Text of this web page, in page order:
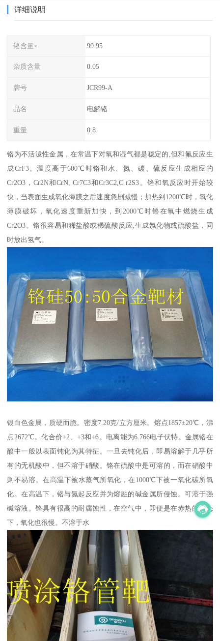
详细说明
铬含量≥ 99.95
杂质含量 0.05
牌号 JCR99-A
品名 电解铬
重量 0.8
铬为不活泼性金属，在常温下对氧和湿气都是稳定的,但和氟反应生
成CrF3。温度高于600℃时铬和水、氮、碳、硫反应生成相应的
Cr2O3，Cr2N和CrN, Cr7C3和Cr3C2,C r2S3。铬和氧反应时开始较
快，当表面生成氧化薄膜之后速度急剧减慢；加热到1200℃时，氧化
薄膜破坏，氧化速度重新加快，到2000℃时铬在氧中燃烧生成
Cr2O3。铬很容易和稀盐酸或稀硫酸反应,生成氯化物或硫酸盐，同
时放出氢气。
银白色金属，质硬而脆。密度7.20克/立方厘米。熔点1857±20℃，沸
点2672℃。化合价+2、+3和+6。电离能为6.766电子伏特。金属铬在
酸中一般以表面钝化为其特征。一旦去钝化后，即易溶解于几乎所
有的无机酸中，但不溶于硝酸。铬在硫酸中是可溶的，而在硝酸中
则不易溶。在高温下被水蒸气所氧化，在1000℃下被一氧化碳所氧
化。在高温下，铬与氮起反应并为熔融的碱金属所侵蚀。可溶于强
碱溶液。铬具有很高的耐腐蚀性，在空气中，即便是在赤热的状态
下，氧化也很慢。不溶于水